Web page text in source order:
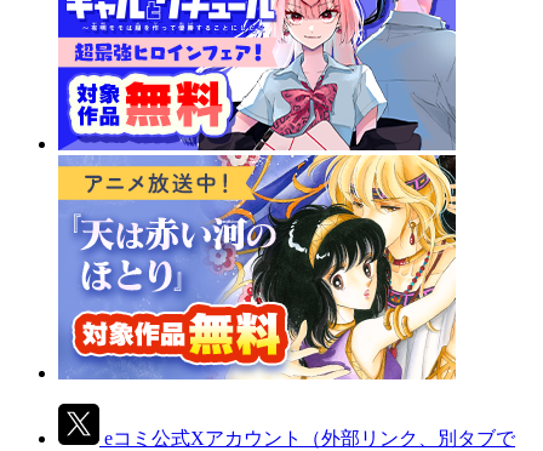
eコミ公式Xアカウント
（外部リンク、別タブで